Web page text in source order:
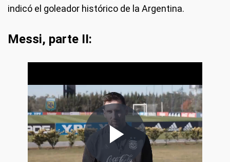
indicó el goleador histórico de la Argentina.
Messi, parte II: